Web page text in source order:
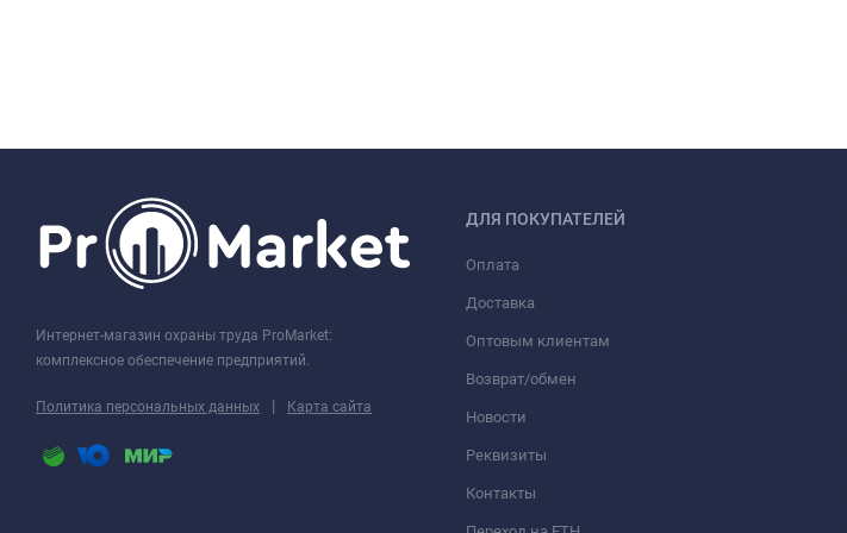
Интернет-магазин охраны труда ProMarket:
комплексное обеспечение предприятий.
Политика персональных данных | Карта сайта
ДЛЯ ПОКУПАТЕЛЕЙ
Оплата
Доставка
Оптовым клиентам
Возврат/обмен
Новости
Реквизиты
Контакты